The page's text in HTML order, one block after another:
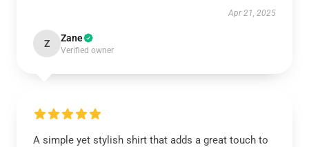
Apr 21, 2025
Z Zane
Verified owner
A simple yet stylish shirt that adds a great touch to